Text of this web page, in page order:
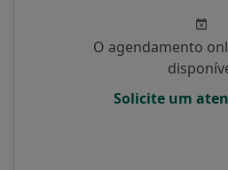
O agendamento
Solicite um